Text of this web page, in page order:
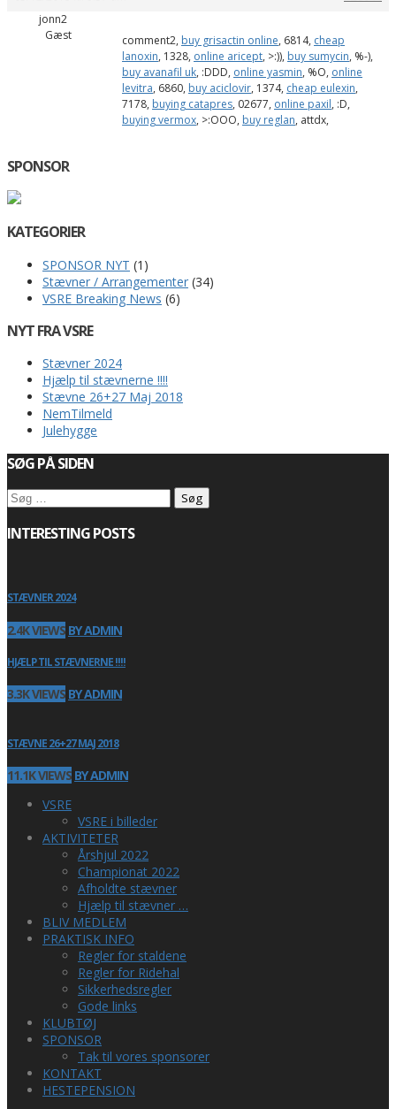
jonn2
Gæst
comment2, buy grisactin online, 6814, cheap
lanoxin, 1328, online aricept, >:)), buy sumycin, %-),
buy avanafil uk, :DDD, online yasmin, %O, online
levitra, 6860, buy aciclovir, 1374, cheap eulexin,
7178, buying catapres, 02677, online paxil, :D,
buying vermox, >:OOO, buy reglan, attdx,
SPONSOR
KATEGORIER
SPONSOR NYT (1)
Stævner / Arrangementer (34)
VSRE Breaking News (6)
NYT FRA VSRE
Stævner 2024
Hjælp til stævnerne !!!!
Stævne 26+27 Maj 2018
NemTilmeld
Julehygge
SØG PÅ SIDEN
Søg
efter:
INTERESTING POSTS
STÆVNER 2024
2.4K VIEWS BY ADMIN
HJÆLP TIL STÆVNERNE !!!!
3.3K VIEWS BY ADMIN
STÆVNE 26+27 MAJ 2018
11.1K VIEWS BY ADMIN
VSRE
VSRE i billeder
AKTIVITETER
Årshjul 2022
Championat 2022
Afholdte stævner
Hjælp til stævner …
BLIV MEDLEM
PRAKTISK INFO
Regler for staldene
Regler for Ridehal
Sikkerhedsregler
Gode links
KLUBTØJ
SPONSOR
Tak til vores sponsorer
KONTAKT
HESTEPENSION